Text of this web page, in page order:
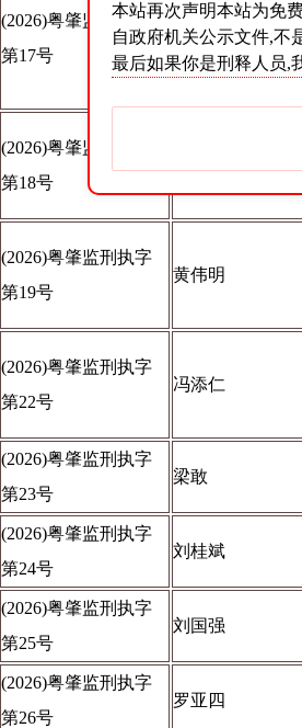
(2026)粤肇监刑执字
第17号
黎艺
(2026)粤肇监刑执字
第18号
(2026)粤肇监刑执字
第19号
黄伟明
(2026)粤肇监刑执字
第22号
冯添仁
(2026)粤肇监刑执字
第23号
梁敢
(2026)粤肇监刑执字
第24号
刘桂斌
(2026)粤肇监刑执字
第25号
刘国强
(2026)粤肇监刑执字
第26号
罗亚四
本站再次声明本站为免
自政府机关公示文件,不
最后如果你是刑释人员,